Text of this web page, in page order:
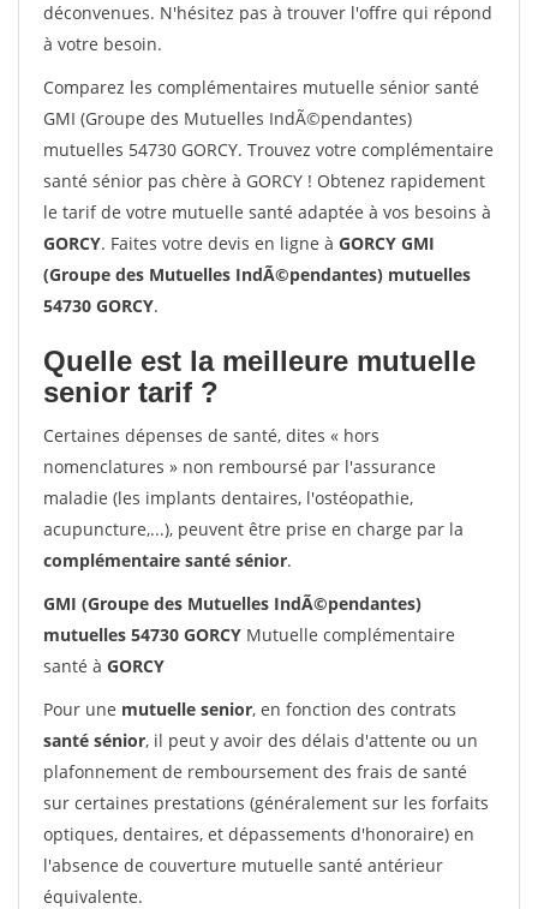
déconvenues. N'hésitez pas à trouver l'offre qui répond
à votre besoin.
Comparez les complémentaires mutuelle sénior santé
GMI (Groupe des Mutuelles IndÃ©pendantes)
mutuelles 54730 GORCY. Trouvez votre complémentaire
santé sénior pas chère à GORCY ! Obtenez rapidement
le tarif de votre mutuelle santé adaptée à vos besoins à
GORCY. Faites votre devis en ligne à GORCY GMI
(Groupe des Mutuelles IndÃ©pendantes) mutuelles
54730 GORCY.
Quelle est la meilleure mutuelle
senior tarif ?
Certaines dépenses de santé, dites « hors
nomenclatures » non remboursé par l'assurance
maladie (les implants dentaires, l'ostéopathie,
acupuncture,...), peuvent être prise en charge par la
complémentaire santé sénior.
GMI (Groupe des Mutuelles IndÃ©pendantes)
mutuelles 54730 GORCY Mutuelle complémentaire
santé à GORCY
Pour une mutuelle senior, en fonction des contrats
santé sénior, il peut y avoir des délais d'attente ou un
plafonnement de remboursement des frais de santé
sur certaines prestations (généralement sur les forfaits
optiques, dentaires, et dépassements d'honoraire) en
l'absence de couverture mutuelle santé antérieur
équivalente.